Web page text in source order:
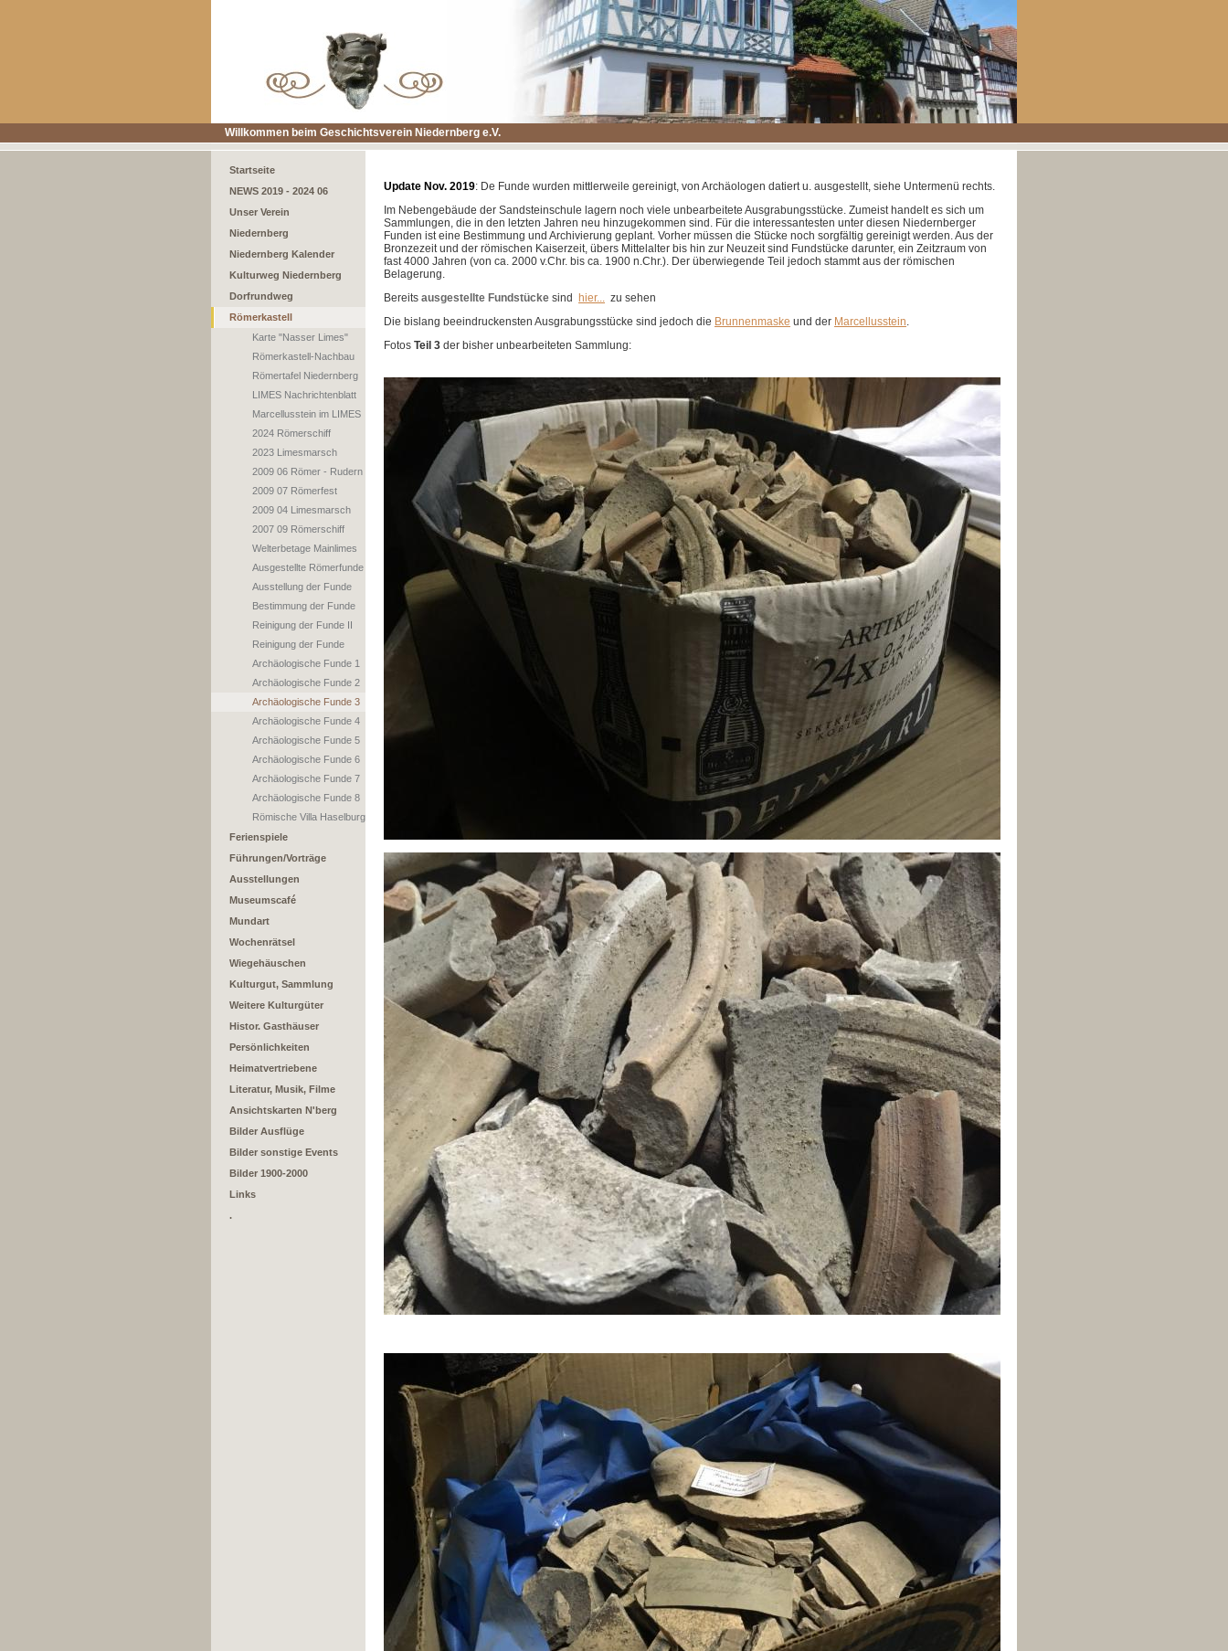
Willkommen beim Geschichtsverein Niedernberg e.V.
Startseite
NEWS 2019 - 2024 06
Unser Verein
Niedernberg
Niedernberg Kalender
Kulturweg Niedernberg
Dorfrundweg
Römerkastell
Karte "Nasser Limes"
Römerkastell-Nachbau
Römertafel Niedernberg
LIMES Nachrichtenblatt
Marcellusstein im LIMES
2024 Römerschiff
2023 Limesmarsch
2009 06 Römer - Rudern
2009 07 Römerfest
2009 04 Limesmarsch
2007 09 Römerschiff
Welterbetage Mainlimes
Ausgestellte Römerfunde
Ausstellung der Funde
Bestimmung der Funde
Reinigung der Funde II
Reinigung der Funde
Archäologische Funde 1
Archäologische Funde 2
Archäologische Funde 3
Archäologische Funde 4
Archäologische Funde 5
Archäologische Funde 6
Archäologische Funde 7
Archäologische Funde 8
Römische Villa Haselburg
Ferienspiele
Führungen/Vorträge
Ausstellungen
Museumscafé
Mundart
Wochenrätsel
Wiegehäuschen
Kulturgut, Sammlung
Weitere Kulturgüter
Histor. Gasthäuser
Persönlichkeiten
Heimatvertriebene
Literatur, Musik, Filme
Ansichtskarten N'berg
Bilder Ausflüge
Bilder sonstige Events
Bilder 1900-2000
Links
.
Update Nov. 2019: De Funde wurden mittlerweile gereinigt, von Archäologen datiert u. ausgestellt, siehe Untermenü rechts.
Im Nebengebäude der Sandsteinschule lagern noch viele unbearbeitete Ausgrabungsstücke. Zumeist handelt es sich um
Sammlungen, die in den letzten Jahren neu hinzugekommen sind . Für die interessantesten unter diesen Niedernberger
Funden ist eine Bestimmung und Archivierung geplant. Vorher müssen die Stücke noch sorgfältig gereinigt werden. Aus der
Bronzezeit und der römischen Kaiserzeit, übers Mittelalter bis hin zur Neuzeit sind Fundstücke darunter, ein Zeitzraum von
fast 4000 Jahren (von ca. 2000 v.Chr. bis ca. 1900 n.Chr.). Der überwiegende Teil jedoch stammt aus der römischen
Belagerung.
Bereits ausgestellte Fundstücke sind hier... zu sehen
Die bislang beeindruckensten Ausgrabungsstücke sind jedoch die Brunnenmaske und der Marcellusstein.
Fotos Teil 3 der bisher unbearbeiteten Sammlung: